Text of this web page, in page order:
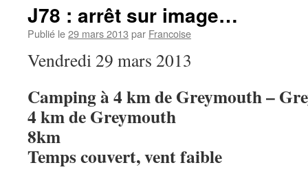
J78 : arrêt sur image…
Publié le29 mars 2013 par Francoise
Vendredi 29 mars 2013
Camping à 4 km de Greymouth –
4 km de Greymouth
8km
Temps couvert, vent faible